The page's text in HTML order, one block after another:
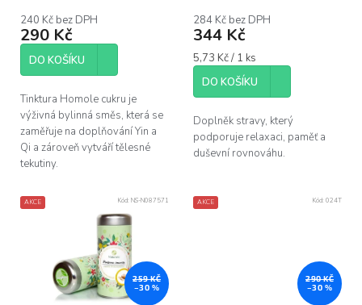
ů240 Kč bez DPH
290 Kč
DO KOŠÍKU
Tinktura Homole cukru je
výživná bylinná směs, která se
zaměřuje na doplňování Yin a
Qi a zároveň vytváří tělesné
tekutiny.
284 Kč bez DPH
344 Kč
Měrná
cena:
5,73 Kč / 1 ks
DO KOŠÍKU
Doplněk stravy, který
podporuje relaxaci, paměť a
duševní rovnováhu.
AKCE
259 KČ
–30 %
Kód: NS-N087571 AKCE
290 KČ
–30 %
Kód: 024T